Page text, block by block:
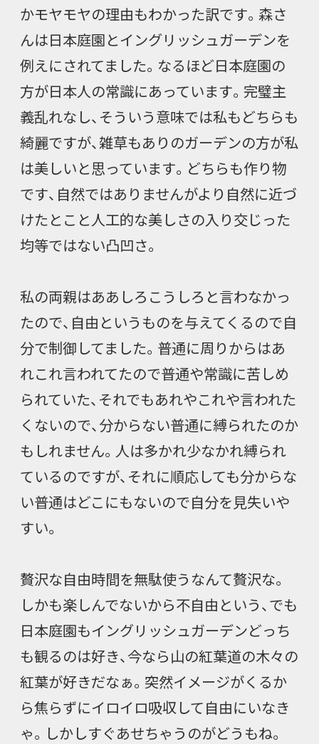
かモヤモヤの理由もわかった訳です。森さ
んは日本庭園とイングリッシュガーデンを
例えにされてました。なるほど日本庭園の
方が日本人の常識にあっています。完璧主
義乱れなし、そういう意味では私もどちらも
綺麗ですが、雑草もありのガーデンの方が私
は美しいと思っています。どちらも作り物
です、自然ではありませんがより自然に近づ
けたとこと人工的な美しさの入り交じった
均等ではない凸凹さ。
私の両親はああしろこうしろと言わなかっ
たので、自由というものを与えてくるので自
分で制御してました。普通に周りからはあ
れこれ言われてたので普通や常識に苦しめ
られていた、それでもあれやこれや言われた
くないので、分からない普通に縛られたのか
もしれません。人は多かれ少なかれ縛られ
ているのですが、それに順応しても分からな
い普通はどこにもないので自分を見失いや
すい。
贅沢な自由時間を無駄使うなんて贅沢な。
しかも楽しんでないから不自由という、でも
日本庭園もイングリッシュガーデンどっち
も観るのは好き、今なら山の紅葉道の木々の
紅葉が好きだなぁ。突然イメージがくるか
ら焦らずにイロイロ吸収して自由にいなき
ゃ。しかしすぐあせちゃうのがどうもね。